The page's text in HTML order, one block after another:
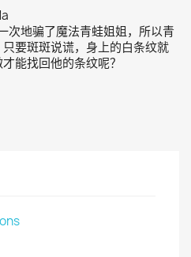
次地骗了魔法青蛙姐姐，所以青
要斑斑说谎，身上的白条纹就
能找回他的条纹呢？